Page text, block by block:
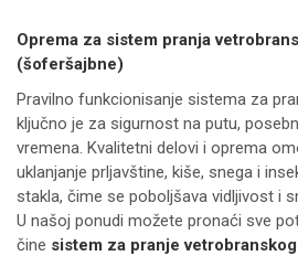
Oprema za sistem pranja
(šoferšajbne)
Pravilno funkcionisanje sistema za
ključno je za sigurnost na putu,
vremena. Kvalitetni delovi i oprema
uklanjanje prljavštine, kiše, snega i
stakla, čime se poboljšava vidljivost i
U našoj ponudi možete pronaći sve
čine sistem za pranje